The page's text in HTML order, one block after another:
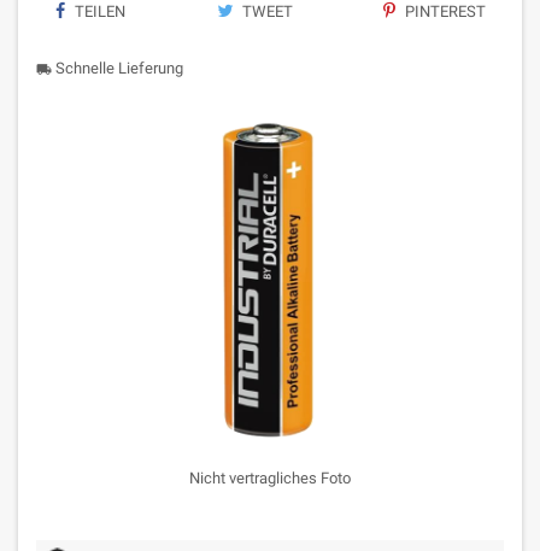
TEILEN TWEET PINTEREST
local_shipping Schnelle Lieferung
Nicht vertragliches Foto